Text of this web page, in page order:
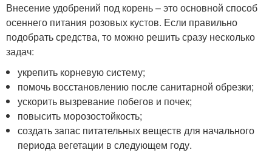
Внесение удобрений под корень – это основной способ
осеннего питания розовых кустов. Если правильно
подобрать средства, то можно решить сразу несколько
задач:
укрепить корневую систему;
помочь восстановлению после санитарной обрезки;
ускорить вызревание побегов и почек;
повысить морозостойкость;
создать запас питательных веществ для начального
периода вегетации в следующем году.